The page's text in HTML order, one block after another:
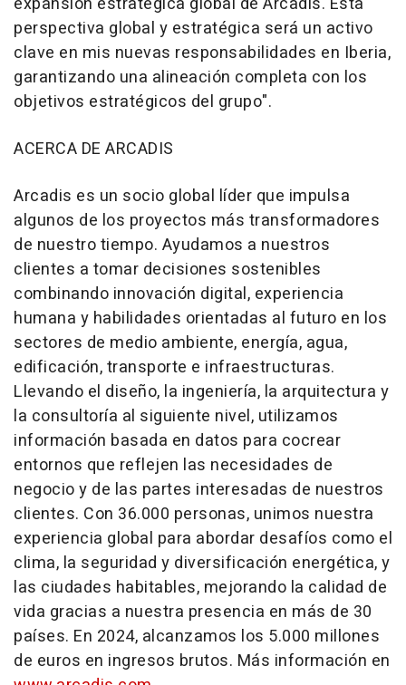
perspectiva global y estratégica será un activo
clave en mis nuevas responsabilidades en Iberia,
garantizando una alineación completa con los
objetivos estratégicos del grupo".
ACERCA DE ARCADIS
Arcadis es un socio global líder que impulsa
algunos de los proyectos más transformadores
de nuestro tiempo. Ayudamos a nuestros
clientes a tomar decisiones sostenibles
combinando innovación digital, experiencia
humana y habilidades orientadas al futuro en los
sectores de medio ambiente, energía, agua,
edificación, transporte e infraestructuras.
Llevando el diseño, la ingeniería, la arquitectura y
la consultoría al siguiente nivel, utilizamos
información basada en datos para cocrear
entornos que reflejen las necesidades de
negocio y de las partes interesadas de nuestros
clientes. Con 36.000 personas, unimos nuestra
experiencia global para abordar desafíos como el
clima, la seguridad y diversificación energética, y
las ciudades habitables, mejorando la calidad de
vida gracias a nuestra presencia en más de 30
países. En 2024, alcanzamos los 5.000 millones
de euros en ingresos brutos. Más información en